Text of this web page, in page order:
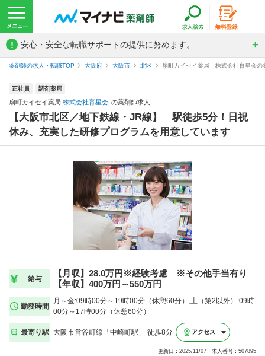
! 安心・安全な転職サポートの提供に努めます。
薬剤師の求人・転職TOP 大阪府 大阪市 北区 扇町カイセイ薬局 株式会社育星会の
正社員 調剤薬局
扇町カイセイ薬局 株式会社育星会 の薬剤師求人
【大阪市北区／地下鉄線・JR線】 駅徒歩5分！日祝
休み、充実した研修プログラムを用意しています
給与
【月収】28.0万円※経験考慮 ※その他手当有り
【年収】400万円～550万円
勤務時間
月～金:09時00分～19時00分（休憩60分）,土（第2以外）:09時
00分～17時00分（休憩60分）
最寄り駅 大阪市営谷町線「中崎町駅」 徒歩8分 アクセス
更新日：2025/11/07 求人番号：507895